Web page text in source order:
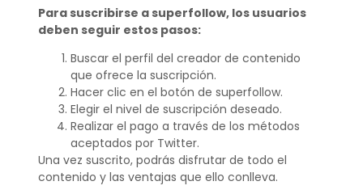
Para suscribirse a superfollow, los usuarios
deben seguir estos pasos:
Buscar el perfil del creador de contenido
que ofrece la suscripción.
Hacer clic en el botón de superfollow.
Elegir el nivel de suscripción deseado.
Realizar el pago a través de los métodos
aceptados por Twitter.
Una vez suscrito, podrás disfrutar de todo el
contenido y las ventajas que ello conlleva.